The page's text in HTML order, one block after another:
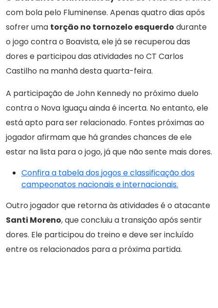
com bola pelo Fluminense. Apenas quatro dias após
sofrer uma torção no tornozelo esquerdo durante
o jogo contra o Boavista, ele já se recuperou das
dores e participou das atividades no CT Carlos
Castilho na manhã desta quarta-feira.
A participação de John Kennedy no próximo duelo
contra o Nova Iguaçu ainda é incerta. No entanto, ele
está apto para ser relacionado. Fontes próximas ao
jogador afirmam que há grandes chances de ele
estar na lista para o jogo, já que não sente mais dores.
Confira a tabela dos jogos e classificação dos
campeonatos nacionais e internacionais.
Outro jogador que retorna às atividades é o atacante
Santi Moreno, que concluiu a transição após sentir
dores. Ele participou do treino e deve ser incluído
entre os relacionados para a próxima partida.